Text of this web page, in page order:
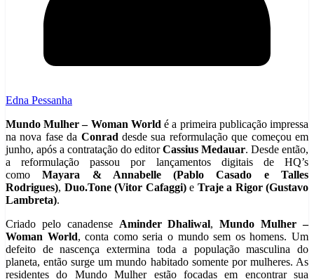
Edna Pessanha
Mundo Mulher – Woman World é a primeira publicação impressa
na nova fase da Conrad desde sua reformulação que começou em
junho, após a contratação do editorCassius Medauar. Desde então,
a reformulação passou por lançamentos digitais de HQ’s
comoMayara & Annabelle (Pablo Casado e Talles
Rodrigues), Duo.Tone (Vitor Cafaggi)e Traje a Rigor (Gustavo
Lambreta).
Criado pelo canadense Aminder Dhaliwal,Mundo Mulher –
Woman World, conta como seria o mundo sem os homens. Um
defeito de nascença extermina toda a população masculina do
planeta, então surge um mundo habitado somente por mulheres. As
residentes do Mundo Mulher estão focadas em encontrar sua